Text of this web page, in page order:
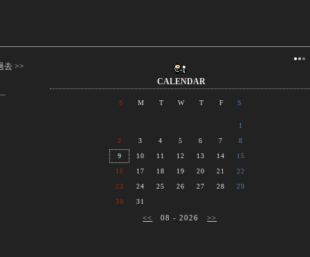
去 >>
●●●
CALENDAR
S M T W T F S
1
2
3 4 5 6 7
8
9
10 11 12 13 14
15
16
17 18 19 20 21
22
23
24 25 26 27 28
29
30
31
<< 08 - 2026>>